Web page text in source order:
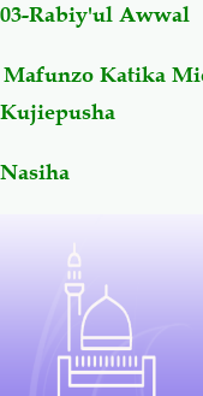
Fiqh-Ibaadah
Akhlaaq-Aadaab
Familia-Jamii
03-Rabiy'ul Awwal
Mafunzo Katika
Kujiepusha
Nasiha